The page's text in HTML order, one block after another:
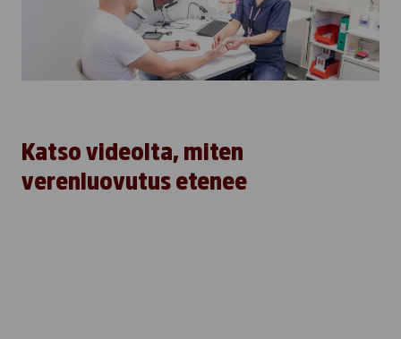
Katso videolta, miten
verenluovutus etenee